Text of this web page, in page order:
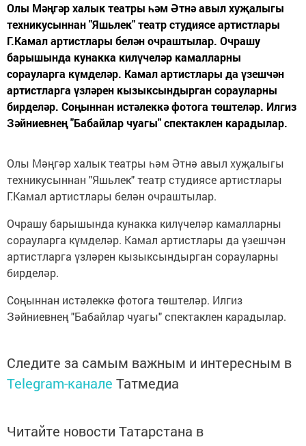
Олы Мәңгәр халык театры һәм Әтнә авыл хуҗалыгы
техникусыннан "Яшьлек" театр студиясе артистлары
Г.Камал артистлары белән очраштылар. Очрашу
барышында кунакка килүчеләр камалларны
сорауларга күмделәр. Камал артистлары да үзешчән
артистларга үзләрен кызыксындырган сорауларны
бирделәр. Соңыннан истәлеккә фотога төштеләр. Илгиз
Зәйниевнең "Бабайлар чуагы" спектаклен карадылар.
Олы Мәңгәр халык театры һәм Әтнә авыл хуҗалыгы
техникусыннан "Яшьлек" театр студиясе артистлары
Г.Камал артистлары белән очраштылар.
Очрашу барышында кунакка килүчеләр камалларны
сорауларга күмделәр. Камал артистлары да үзешчән
артистларга үзләрен кызыксындырган сорауларны
бирделәр.
Соңыннан истәлеккә фотога төштеләр. Илгиз
Зәйниевнең "Бабайлар чуагы" спектаклен карадылар.
Следите за самым важным и интересным в
Telegram-канале Татмедиа
Читайте новости Татарстана в